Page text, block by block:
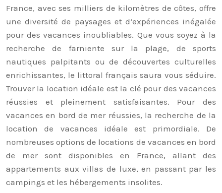
France, avec ses milliers de kilomètres de côtes, offre
une diversité de paysages et d’expériences inégalée
pour des vacances inoubliables. Que vous soyez à la
recherche de farniente sur la plage, de sports
nautiques palpitants ou de découvertes culturelles
enrichissantes, le littoral français saura vous séduire.
Trouver la location idéale est la clé pour des vacances
réussies et pleinement satisfaisantes. Pour des
vacances en bord de mer réussies, la recherche de la
location de vacances idéale est primordiale. De
nombreuses options de locations de vacances en bord
de mer sont disponibles en France, allant des
appartements aux villas de luxe, en passant par les
campings et les hébergements insolites.